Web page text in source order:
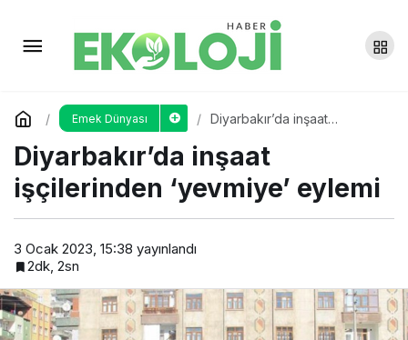
Emek Dünyası
Diyarbakır’da inşaat
Diyarbakır’da inşaat
işçilerinden ‘yevmiye’ eylemi
3 Ocak 2023, 15:38 yayınlandı
2dk, 2sn
Diyarbakır Eğitim Sen:
Öğretmenlerin puan mağduriyeti
giderilsin
Yorum Yap Paylaş